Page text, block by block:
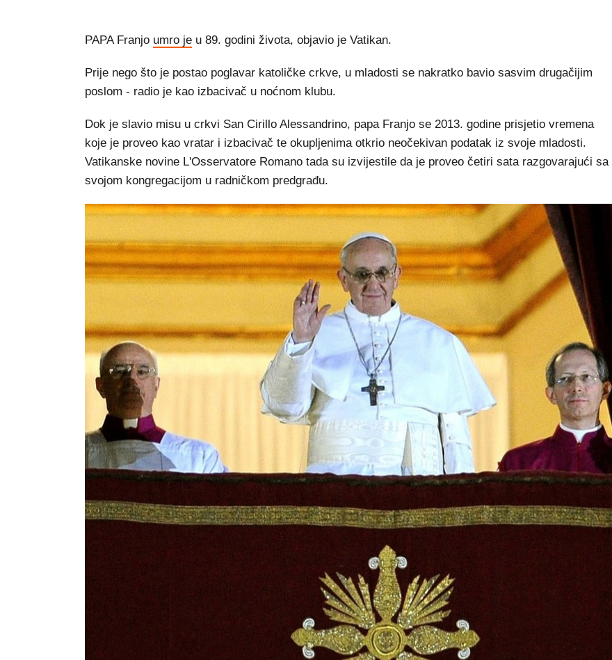
PAPA Franjo umro je u 89. godini života, objavio je Vatikan.
Prije nego što je postao poglavar katoličke crkve, u mladosti se nakratko bavio sasvim drugačijim
poslom - radio je kao izbacivač u noćnom klubu.
Dok je slavio misu u crkvi San Cirillo Alessandrino, papa Franjo se 2013. godine prisjetio vremena
koje je proveo kao vratar i izbacivač te okupljenima otkrio neočekivan podatak iz svoje mladosti.
Vatikanske novine L'Osservatore Romano tada su izvijestile da je proveo četiri sata razgovarajući sa
svojom kongregacijom u radničkom predgrađu.